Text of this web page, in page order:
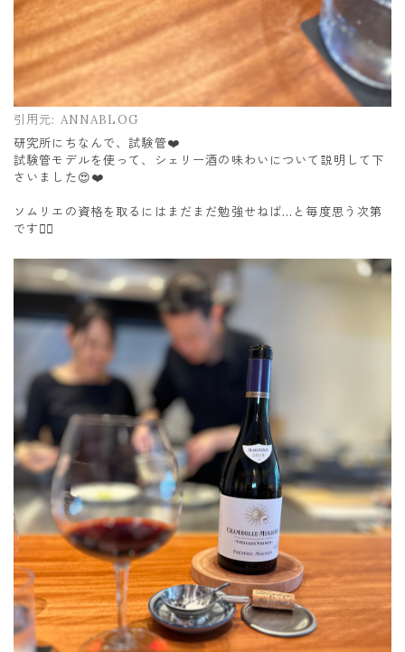
引用元: ANNABLOG
研究所にちなんで、試験管❤️
試験管モデルを使って、シェリー酒の味わいについて説明して下
さいました😍❤️
ソムリエの資格を取るにはまだまだ勉強せねば…と毎度思う次第
です🧘‍♀️